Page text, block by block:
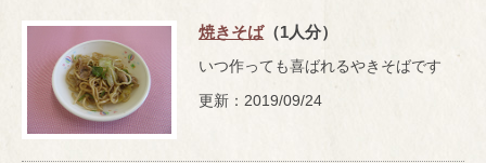
焼きそば（1人分）
いつ作っても喜ばれるやきそばです
更新：2019/09/24